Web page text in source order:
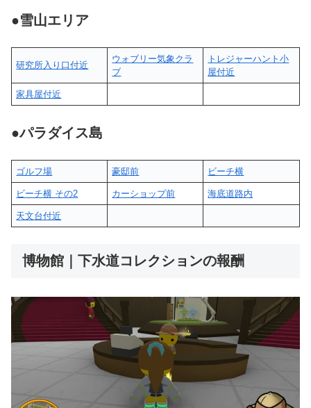
●雪山エリア
研究所入り口付近
ウォブリー気象クラ
ブ
トレジャーハント小
屋付近
家具屋付近
●パラダイス島
ゴルフ場 豪邸前 ビーチ横
ビーチ横 その2 カーショップ前 海底道路内
天文台付近
博物館｜下水道コレクションの報酬